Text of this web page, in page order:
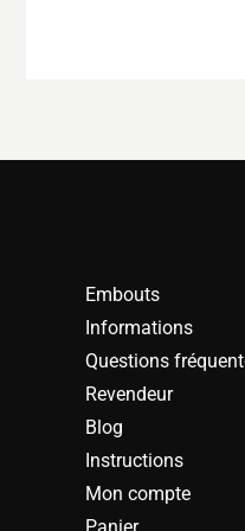
Embouts
Informations
Questions
Revendeur
Blog
Instructions
Mon compte
Panier